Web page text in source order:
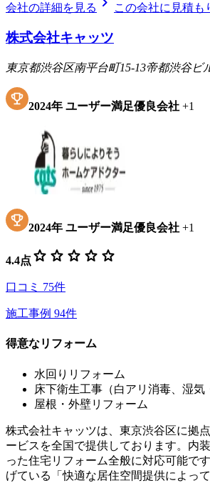
会社の詳細を見る この会社に見積も
株式会社キャッツ
東京都渋谷区南平台町15-13帝都渋谷ビ
2024年 ユーザー満足優良会社 +1
2024年 ユーザー満足優良会社 +1
4.4点 star star star star star
口コミ 75件
施工事例 94件
得意なリフォーム
水回りリフォーム
床下衛生工事（白アリ消毒、湿気
屋根・外壁リフォーム
株式会社キャッツは、東京渋谷区に拠
ービスを全国で提供しております。内
った住宅リフォーム全般に対応可能で
げている「快適な居住空間提供によっ